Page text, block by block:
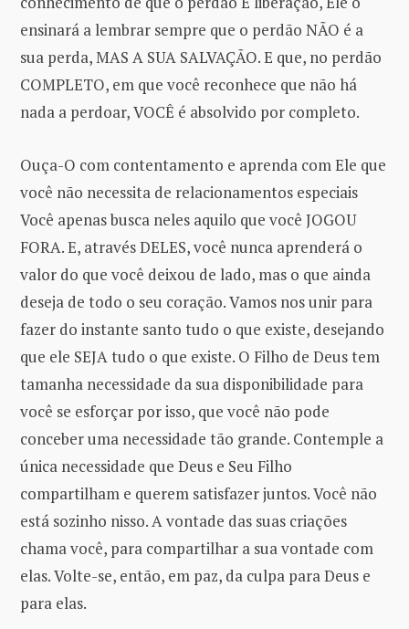
ensinará a lembrar sempre que o perdão NÃO é a
sua perda, MAS A SUA SALVAÇÃO. E que, no perdão
COMPLETO, em que você reconhece que não há
nada a perdoar, VOCÊ é absolvido por completo.
Ouça-O com contentamento e aprenda com Ele que
você não necessita de relacionamentos especiais
Você apenas busca neles aquilo que você JOGOU
FORA. E, através DELES, você nunca aprenderá o
valor do que você deixou de lado, mas o que ainda
deseja de todo o seu coração. Vamos nos unir para
fazer do instante santo tudo o que existe, desejando
que ele SEJA tudo o que existe. O Filho de Deus tem
tamanha necessidade da sua disponibilidade para
você se esforçar por isso, que você não pode
conceber uma necessidade tão grande. Contemple a
única necessidade que Deus e Seu Filho
compartilham e querem satisfazer juntos. Você não
está sozinho nisso. A vontade das suas criações
chama você, para compartilhar a sua vontade com
elas. Volte-se, então, em paz, da culpa para Deus e
para elas.